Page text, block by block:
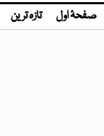
صفحۂ اول تازہ ترین